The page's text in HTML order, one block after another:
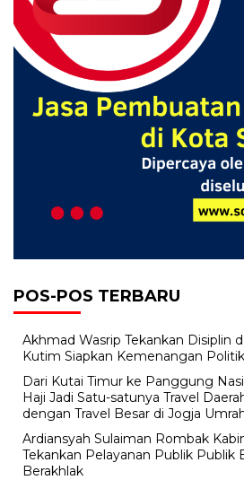
POS-POS TERBARU
Akhmad Wasrip Tekankan Disiplin
Kutim Siapkan Kemenangan Politik
Dari Kutai Timur ke Panggung
Haji Jadi Satu-satunya Travel
dengan Travel Besar di Jogja
Ardiansyah Sulaiman Rombak
Tekankan Pelayanan Publik Publik
Berakhlak